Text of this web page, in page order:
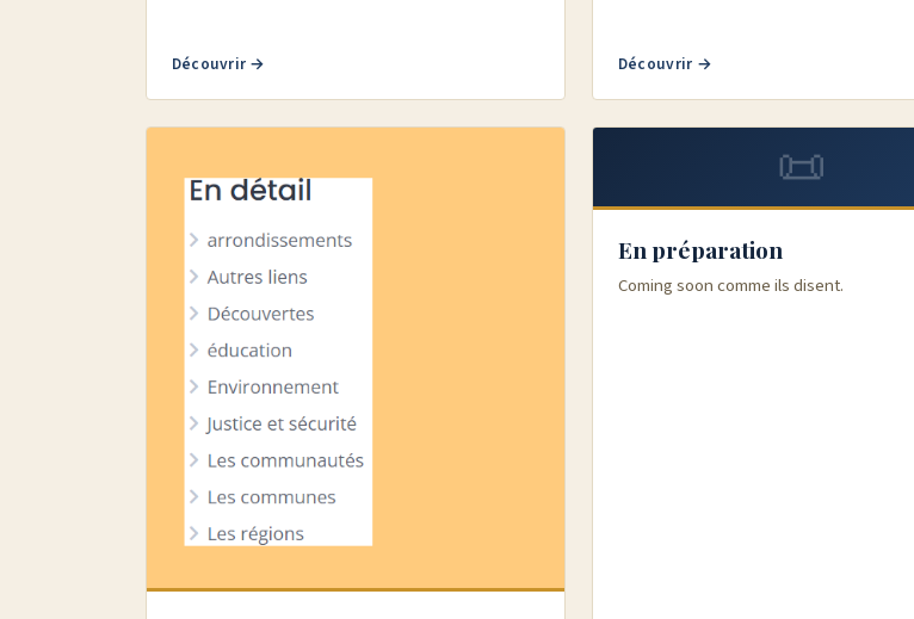
Découvrir → Découvrir →
📜
En préparation
Coming soon comme ils disent.